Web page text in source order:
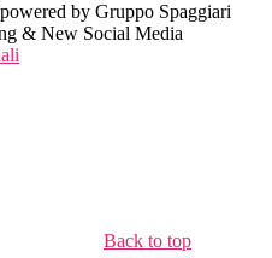
by Gruppo Spaggiari
& New Social Media
Back to top